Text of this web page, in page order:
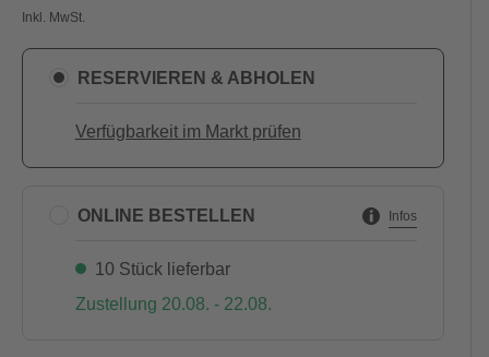
Inkl. MwSt.
RESERVIEREN & ABHOLEN
Verfügbarkeit im Markt prüfen
ONLINE BESTELLEN Infos
10 Stück lieferbar
Zustellung 20.08. - 22.08.